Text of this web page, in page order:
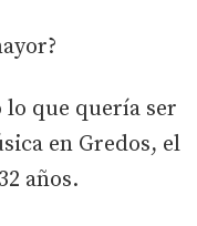
lo que quería ser
en Gredos, el
años.